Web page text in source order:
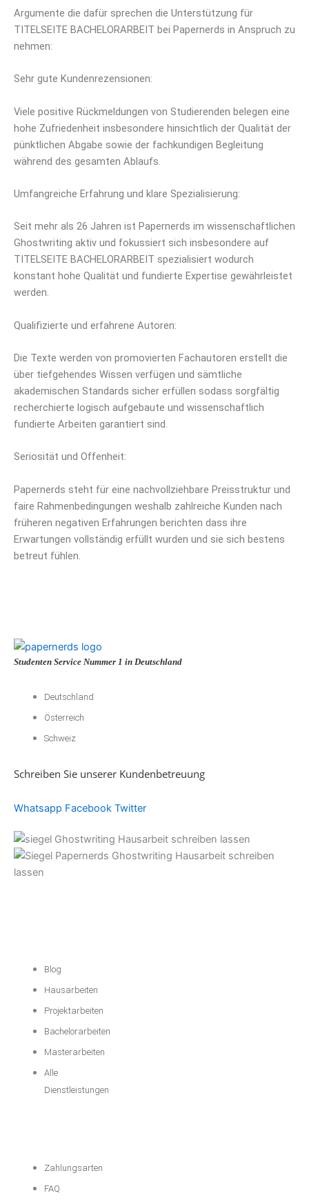
Argumente die dafür sprechen die Unterstützung für
TITELSEITE BACHELORARBEIT bei Papernerds in Anspruch zu
nehmen:
Sehr gute Kundenrezensionen:
Viele positive Rückmeldungen von Studierenden belegen eine
hohe Zufriedenheit insbesondere hinsichtlich der Qualität der
pünktlichen Abgabe sowie der fachkundigen Begleitung
während des gesamten Ablaufs.
Umfangreiche Erfahrung und klare Spezialisierung:
Seit mehr als 26 Jahren ist Papernerds im wissenschaftlichen
Ghostwriting aktiv und fokussiert sich insbesondere auf
TITELSEITE BACHELORARBEIT spezialisiert wodurch
konstant hohe Qualität und fundierte Expertise gewährleistet
werden.
Qualifizierte und erfahrene Autoren:
Die Texte werden von promovierten Fachautoren erstellt die
über tiefgehendes Wissen verfügen und sämtliche
akademischen Standards sicher erfüllen sodass sorgfältig
recherchierte logisch aufgebaute und wissenschaftlich
fundierte Arbeiten garantiert sind.
Seriosität und Offenheit:
Papernerds steht für eine nachvollziehbare Preisstruktur und
faire Rahmenbedingungen weshalb zahlreiche Kunden nach
früheren negativen Erfahrungen berichten dass ihre
Erwartungen vollständig erfüllt wurden und sie sich bestens
betreut fühlen.
Studenten Service Nummer 1 in Deutschland
Deutschland
Österreich
Schweiz
Schreiben Sie unserer Kundenbetreuung
Whatsapp Facebook Twitter
Blog
Hausarbeiten
Projektarbeiten
Bachelorarbeiten
Masterarbeiten
Alle
Dienstleistungen
Zahlungsarten
FAQ